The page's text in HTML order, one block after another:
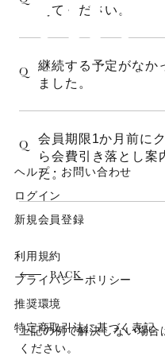
えてください。
Q
継続する予定がなか
ました。
Q
会員期限1か月前に
ら会費引き落とし案
た。
BACK
上記の例で解決しない場
ください。
ヘルプ・お問い合わせ
ログイン
新規会員登録
利用規約
プライバシーポリシー
推奨環境
特定商取引法に基づく表記